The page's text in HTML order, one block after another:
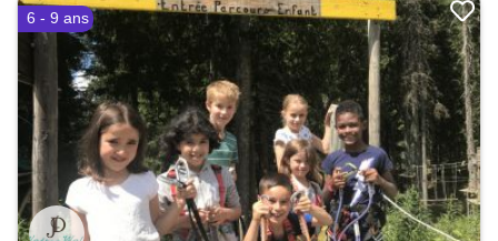
6 - 9 ans